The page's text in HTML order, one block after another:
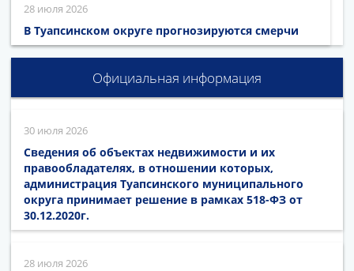
28 июля 2026
В Туапсинском округе прогнозируются смерчи
Официальная информация
30 июля 2026
Сведения об объектах недвижимости и их
правообладателях, в отношении которых,
администрация Туапсинского муниципального
округа принимает решение в рамках 518-ФЗ от
30.12.2020г.
28 июля 2026